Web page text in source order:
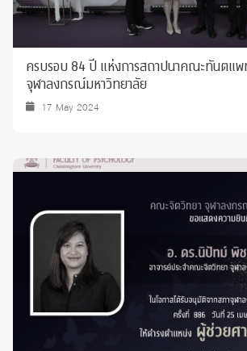
ครบรอบ 84 ปี แห่งการสถาปนาคณะทันตแ
จุฬาลงกรณ์มหาวิทยาลัย
17 May 2024